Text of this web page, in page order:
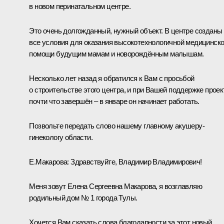
в новом перинатальном центре.
Это очень долгожданный, нужный объект. В центре созданы
все условия для оказания высокотехнологичной
помощи будущим мамам и новорождённым малышам.
Несколько лет назад я обратился к Вам с просьбой
о строительстве этого центра, и при Вашей поддержке
почти что завершён – в январе он начинает работать.
Позвольте передать слово нашему главному акушеру-
гинекологу области.
Е.Макарова: Здравствуйте, Владимир Владимирович!
Меня зовут Елена Сергеевна Макарова, я возглавляю
родильный дом № 1 города Тулы.
Хочется Вам сказать слова благодарности за этот новый